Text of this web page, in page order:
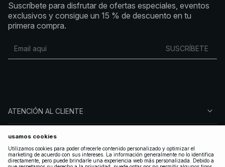
Suscríbete para disfrutar de ofertas especiales, eventos
exclusivos y consigue un 15 % de descuento en tu
primera compra.
SUSCRÍBETE
ATENCIÓN AL CLIENTE
SOBRE NA-KD
SÍGUENOS